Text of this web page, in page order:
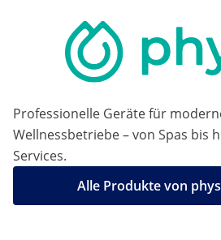
Professionelle Geräte für
Wellnessbetriebe – von Spas bis
Services.
Alle Produkte von